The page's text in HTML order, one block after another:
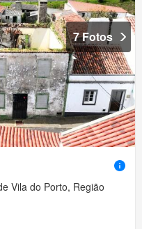
7 Fotos
Vila do Porto, Região